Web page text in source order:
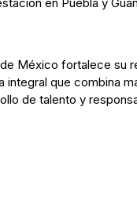
México fortalece su
integral que combina
de talento y